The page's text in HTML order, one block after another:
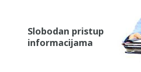
Slobodan pristup
informacijama